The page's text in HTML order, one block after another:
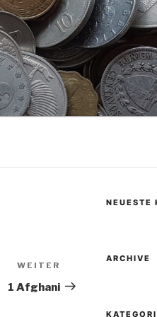
Beitrag
WEITER
1 Afghani
NEUESTE
ARCHIVE